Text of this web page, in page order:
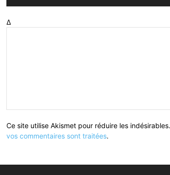
Δ
Ce site utilise Akismet pour réduire les indésirables.
vos commentaires sont traitées.